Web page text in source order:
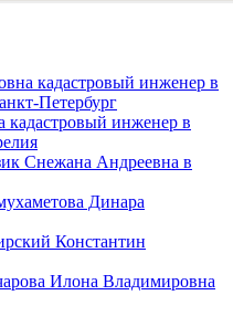
кадастровый инженер в
Петербург
инженер в
Снежана Андреевна в
Динара
Константин
Илона Владимировна